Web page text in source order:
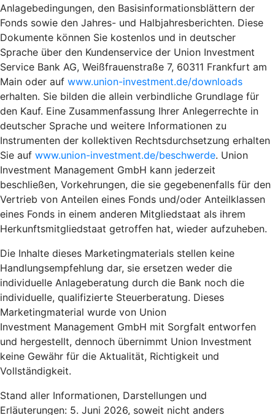
Anlagebedingungen, den Basisinformationsblättern der
Fonds sowie den Jahres- und Halbjahresberichten. Diese
Dokumente können Sie kostenlos und in deutscher
Sprache über den Kundenservice der Union Investment
Service Bank AG, Weißfrauenstraße 7, 60311 Frankfurt am
Main oder auf www.union-investment.de/downloads
erhalten. Sie bilden die allein verbindliche Grundlage für
den Kauf. Eine Zusammenfassung Ihrer Anlegerrechte in
deutscher Sprache und weitere Informationen zu
Instrumenten der kollektiven Rechtsdurchsetzung erhalten
Sie auf www.union-investment.de/beschwerde. Union
Investment Management GmbH kann jederzeit
beschließen, Vorkehrungen, die sie gegebenenfalls für den
Vertrieb von Anteilen eines Fonds und/oder Anteilklassen
eines Fonds in einem anderen Mitgliedstaat als ihrem
Herkunftsmitgliedstaat getroffen hat, wieder aufzuheben.
Die Inhalte dieses Marketingmaterials stellen keine
Handlungsempfehlung dar, sie ersetzen weder die
individuelle Anlageberatung durch die Bank noch die
individuelle, qualifizierte Steuerberatung. Dieses
Marketingmaterial wurde von Union
Investment Management GmbH mit Sorgfalt entworfen
und hergestellt, dennoch übernimmt Union Investment
keine Gewähr für die Aktualität, Richtigkeit und
Vollständigkeit.
Stand aller Informationen, Darstellungen und
Erläuterungen: 5. Juni 2026, soweit nicht anders